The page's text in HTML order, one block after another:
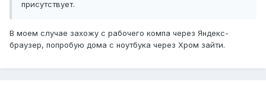
присутствует.
В моем случае захожу с рабочего компа через Яндекс-
браузер, попробую дома с ноутбука через Хром зайти.